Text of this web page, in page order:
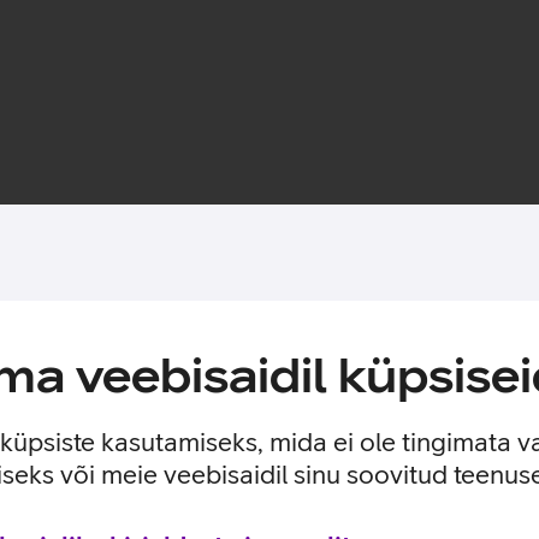
veebisaidil
kasutamiseks, mida ei ole tingimata
või meie veebisaidil sinu soovitud
ideaalselt sobiva ümbrisega. Selle määrdumiskindel
heli selgust ega signaali tugevust.